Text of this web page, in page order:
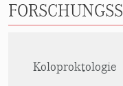
Koloproktologie